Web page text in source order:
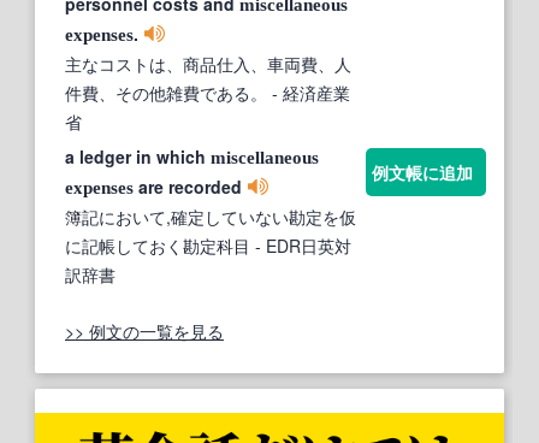
miscellaneous
expenses.
主なコストは、商品仕入、車両費、人
件費、その他雑費である。
- 経済産業
省
a ledger in which miscellaneous
expenses are recorded
簿記において,確定していない勘定を仮
に記帳しておく勘定科目 - EDR日英対
訳辞書
例文帳に追加
>> 例文の一覧を見る